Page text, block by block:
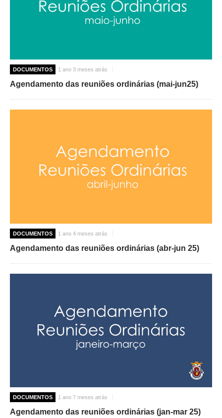
DOCUMENTOS 1 ano 3 meses atrás
Agendamento das reuniões ordinárias (mai-jun25)
DOCUMENTOS 1 ano 4 meses atrás
Agendamento das reuniões ordinárias (abr-jun 25)
DOCUMENTOS 1 ano 7 meses atrás
Agendamento das reuniões ordinárias (jan-mar 25)